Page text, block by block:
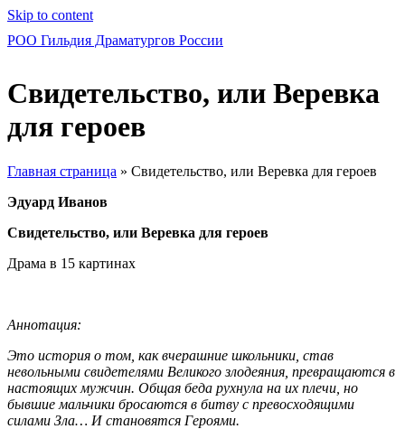
Skip to content
РОО Гильдия Драматургов России
Свидетельство, или Веревка
для героев
Главная страница » Свидетельство, или Веревка для героев
Эдуард Иванов
Свидетельство, или Веревка для героев
Драма в 15 картинах
Аннотация:
Это история о том, как вчерашние школьники, став
невольными свидетелями Великого злодеяния, превращаются в
настоящих мужчин. Общая беда рухнула на их плечи, но
бывшие мальчики бросаются в битву с превосходящими
силами Зла… И становятся Героями.